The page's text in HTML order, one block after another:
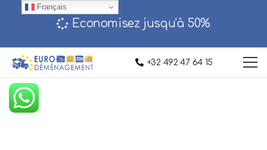
Economisez jusqu’à 50%‎
+32 492 47 64 15
Français